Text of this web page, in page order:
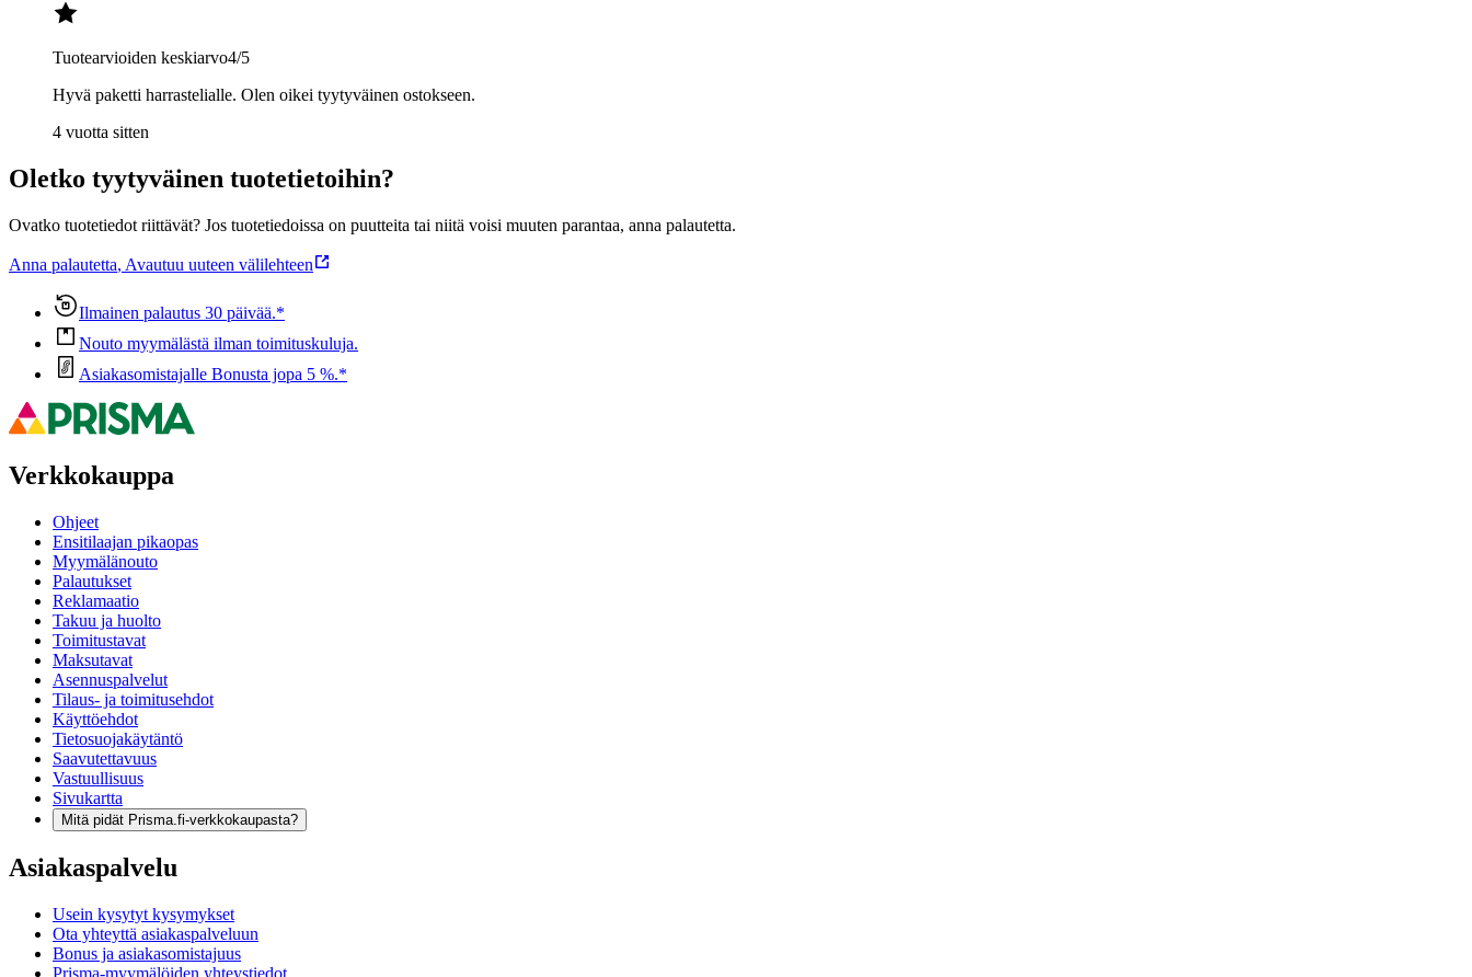
Tuotearvioiden keskiarvo4/5
Hyvä paketti harrastelialle. Olen oikei tyytyväinen ostokseen.
4 vuotta sitten
Oletko tyytyväinen tuotetietoihin?
Ovatko tuotetiedot riittävät? Jos tuotetiedoissa on puutteita tai niitä voisi muuten parantaa, anna palautetta.
Anna palautetta, Avautuu uuteen välilehteen
Ilmainen palautus 30 päivää.*
Nouto myymälästä ilman toimituskuluja.
Asiakasomistajalle Bonusta jopa 5 %.*
Verkkokauppa
Ohjeet
Ensitilaajan pikaopas
Myymälänouto
Palautukset
Reklamaatio
Takuu ja huolto
Toimitustavat
Maksutavat
Asennuspalvelut
Tilaus- ja toimitusehdot
Käyttöehdot
Tietosuojakäytäntö
Saavutettavuus
Vastuullisuus
Sivukartta
Mitä pidät Prisma.fi-verkkokaupasta?
Asiakaspalvelu
Usein kysytyt kysymykset
Ota yhteyttä asiakaspalveluun
Bonus ja asiakasomistajuus
Prisma-myymälöiden yhteystiedot